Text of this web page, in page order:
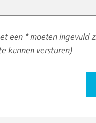
een * moeten ingevuld
kunnen versturen)